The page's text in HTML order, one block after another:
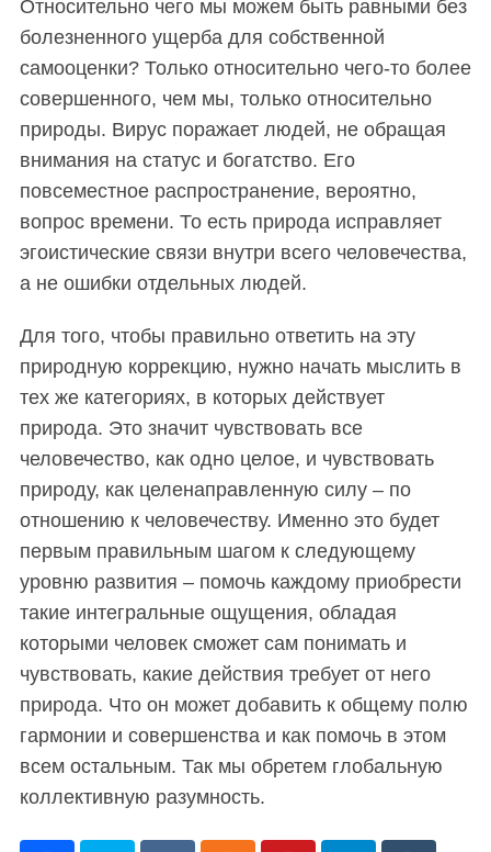
Относительно чего мы можем быть равными без
болезненного ущерба для собственной
самооценки? Только относительно чего-то более
совершенного, чем мы, только относительно
природы. Вирус поражает людей, не обращая
внимания на статус и богатство. Его
повсеместное распространение, вероятно,
вопрос времени. То есть природа исправляет
эгоистические связи внутри всего человечества,
а не ошибки отдельных людей.
Для того, чтобы правильно ответить на эту
природную коррекцию, нужно начать мыслить в
тех же категориях, в которых действует
природа. Это значит чувствовать все
человечество, как одно целое, и чувствовать
природу, как целенаправленную силу – по
отношению к человечеству. Именно это будет
первым правильным шагом к следующему
уровню развития – помочь каждому приобрести
такие интегральные ощущения, обладая
которыми человек сможет сам понимать и
чувствовать, какие действия требует от него
природа. Что он может добавить к общему полю
гармонии и совершенства и как помочь в этом
всем остальным. Так мы обретем глобальную
коллективную разумность.
f
o
: